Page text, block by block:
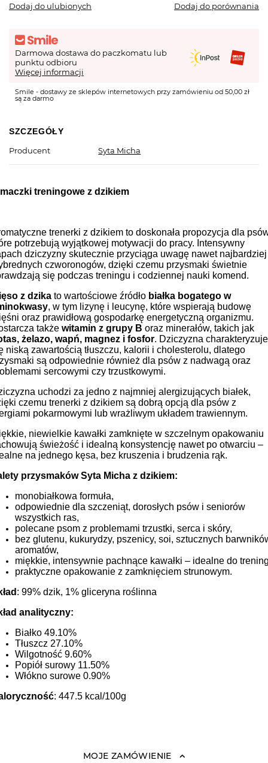
Dodaj do ulubionych Dodaj do porównania
Darmowa dostawa do paczkomatu lub
punktu odbioru
Więcej informacji
Smile - dostawy ze sklepów internetowych przy zamówieniu od 50,00 zł
są za darmo
SZCZEGÓŁY
Producent
Syta Micha
treningowe z dzikiem
trenerki z dzikiem to doskonała propozycja dla
potrzebują wyjątkowej motywacji do pracy. Intensywny
dziczyzny skutecznie przyciąga uwagę nawet najbardziej
czworonogów, dzięki czemu przysmaki świetnie
się podczas treningu i codziennej nauki komend.
z dzika to wartościowe źródło białka bogatego w
, w tym lizynę i leucynę, które wspierają budowę
oraz prawidłową gospodarkę energetyczną organizmu.
także witamin z grupy B oraz minerałów, takich jak
żelazo, wapń, magnez i fosfor. Dziczyzna charakteryzuje
niską zawartością tłuszczu, kalorii i cholesterolu, dlatego
są odpowiednie również dla psów z nadwagą oraz
sercowymi czy trzustkowymi.
uchodzi za jedno z najmniej alergizujących białek,
czemu trenerki z dzikiem są dobrą opcją dla psów z
pokarmowymi lub wrażliwym układem trawiennym.
niewielkie kawałki zamknięte w szczelnym opakowaniu
świeżość i idealną konsystencję nawet po otwarciu –
na jednego kęsa, bez kruszenia i brudzenia rąk.
przysmaków Syta Micha z dzikiem:
monobiałkowa formuła,
odpowiednie dla szczeniąt, dorosłych psów i seniorów
wszystkich ras,
polecane psom z problemami trzustki, serca i skóry,
bez glutenu, kukurydzy, pszenicy, soi, sztucznych
aromatów,
miękkie, intensywnie pachnące kawałki – idealne do
praktyczne opakowanie z zamknięciem strunowym.
: 99% dzik, 1% gliceryna roślinna
analityczny:
Białko 49.10%
Tłuszcz 27.10%
Wilgotność 9.60%
Popiół surowy 11.50%
Włókno surowe 0.90%
: 447.5 kcal/100g
MOJE ZAMÓWIENIE